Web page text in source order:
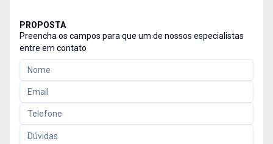
PROPOSTA
Preencha os campos para que um de nossos especialistas
entre em contato